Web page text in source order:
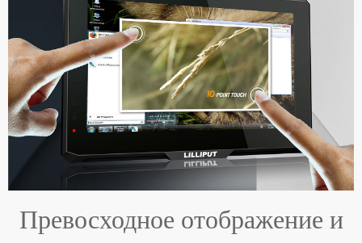
Превосходное отображение и